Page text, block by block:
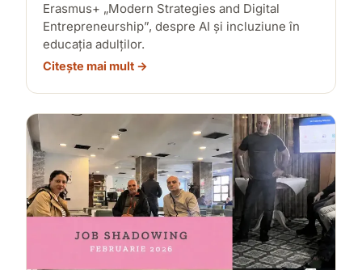
Erasmus+ „Modern Strategies and Digital
Entrepreneurship”, despre AI și incluziune în
educația adulților.
Citește mai mult →